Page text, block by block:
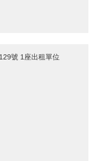
號 1座出租單位